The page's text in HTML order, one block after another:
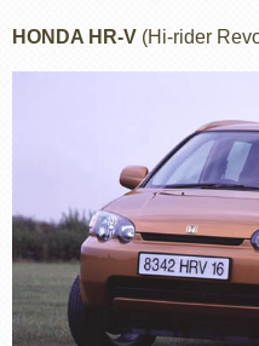
HONDA HR-V (Hi-rider